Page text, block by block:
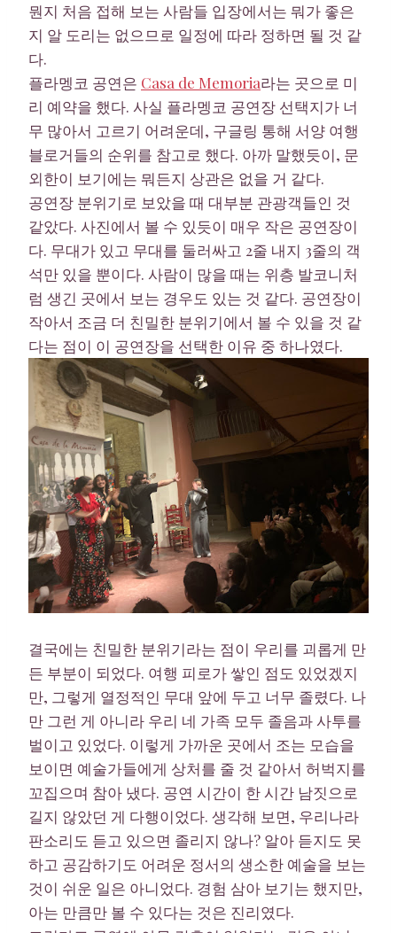
뭔지 처음 접해 보는 사람들 입장에서는 뭐가 좋은
지 알 도리는 없으므로 일정에 따라 정하면 될 것 같
다.
플라멩코 공연은 Casa de Memoria라는 곳으로 미
리 예약을 했다. 사실 플라멩코 공연장 선택지가 너
무 많아서 고르기 어려운데, 구글링 통해 서양 여행
블로거들의 순위를 참고로 했다. 아까 말했듯이, 문
외한이 보기에는 뭐든지 상관은 없을 거 같다.
공연장 분위기로 보았을 때 대부분 관광객들인 것
같았다. 사진에서 볼 수 있듯이 매우 작은 공연장이
다. 무대가 있고 무대를 둘러싸고 2줄 내지 3줄의 객
석만 있을 뿐이다. 사람이 많을 때는 위층 발코니처
럼 생긴 곳에서 보는 경우도 있는 것 같다. 공연장이
작아서 조금 더 친밀한 분위기에서 볼 수 있을 것 같
다는 점이 이 공연장을 선택한 이유 중 하나였다.
결국에는 친밀한 분위기라는 점이 우리를 괴롭게 만
든 부분이 되었다. 여행 피로가 쌓인 점도 있었겠지
만, 그렇게 열정적인 무대 앞에 두고 너무 졸렸다. 나
만 그런 게 아니라 우리 네 가족 모두 졸음과 사투를
벌이고 있었다. 이렇게 가까운 곳에서 조는 모습을
보이면 예술가들에게 상처를 줄 것 같아서 허벅지를
꼬집으며 참아 냈다. 공연 시간이 한 시간 남짓으로
길지 않았던 게 다행이었다. 생각해 보면, 우리나라
판소리도 듣고 있으면 졸리지 않나? 알아 듣지도 못
하고 공감하기도 어려운 정서의 생소한 예술을 보는
것이 쉬운 일은 아니었다. 경험 삼아 보기는 했지만,
아는 만큼만 볼 수 있다는 것은 진리였다.